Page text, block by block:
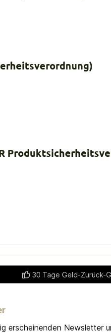
30 Tage Geld-Zurück-
erscheinenden Newsletter